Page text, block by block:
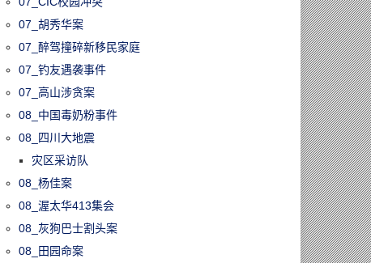
07_胡秀华案
07_醉驾撞碎新移民家庭
07_钓友遇袭事件
07_高山涉贪案
08_中国毒奶粉事件
08_四川大地震
灾区采访队
08_杨佳案
08_渥太华413集会
08_灰狗巴士割头案
08_田园命案